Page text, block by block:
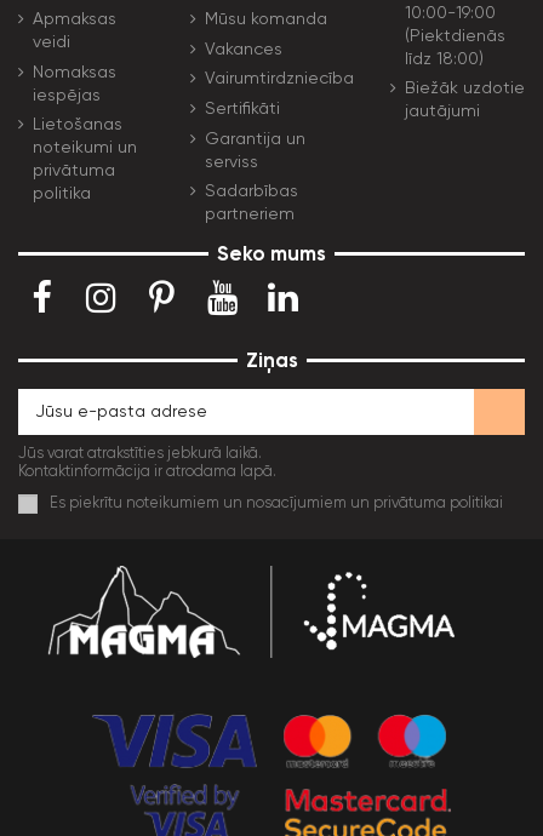
Apmaksas
veidi
Nomaksas
iespējas
Lietošanas
noteikumi un
privātuma
politika
Mūsu komanda
Vakances
Vairumtirdzniecība
Sertifikāti
Garantija un
serviss
Sadarbības
partneriem
10:00-19:00
(Piektdienās
līdz 18:00)
Biežāk uzdotie
jautājumi
Seko mums
Ziņas
Jūs varat atrakstīties jebkurā laikā.
Kontaktinformācija ir atrodama lapā.
Es piekrītu noteikumiem un nosacījumiem un privātuma politikai